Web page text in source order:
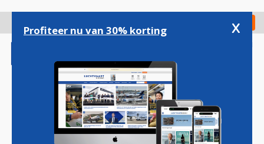
gaan
Check in
Magazine Podcasts Vacatures
Profiteer nu van 30% korting x